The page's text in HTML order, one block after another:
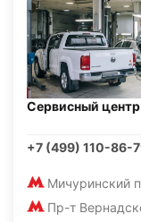
Сервисный
+7 (499) 110-86-
Мичуринский
Пр-т